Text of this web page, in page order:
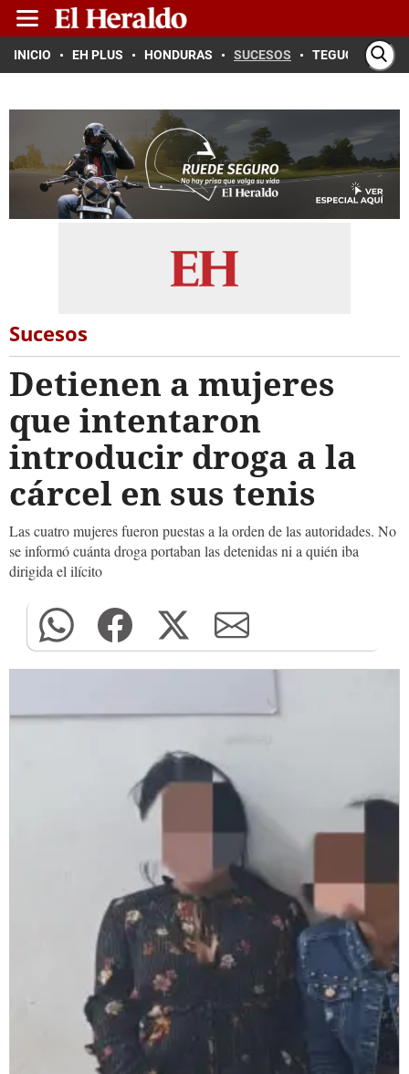
INICIO EH PLUS HONDURAS SUCESOS TEGUCIGALPA
Sucesos
Detienen a mujeres
que intentaron
introducir droga a la
cárcel en sus tenis
Las cuatro mujeres fueron puestas a la orden de las autoridades. No
se informó cuánta droga portaban las detenidas ni a quién iba
dirigida el ilícito